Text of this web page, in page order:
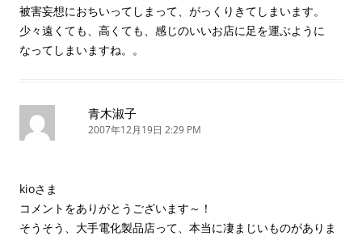
被害妄想におちいってしまって、がっくりきてしまいます。
少々遠くても、高くても、感じのいいお店に足を運ぶように
なってしまいますね。。
青木淑子
2007年12月19日 2:29 PM
kioさま
コメントをありがとうございます～！
そうそう、大手電化製品店って、本当に凄まじいものがありま